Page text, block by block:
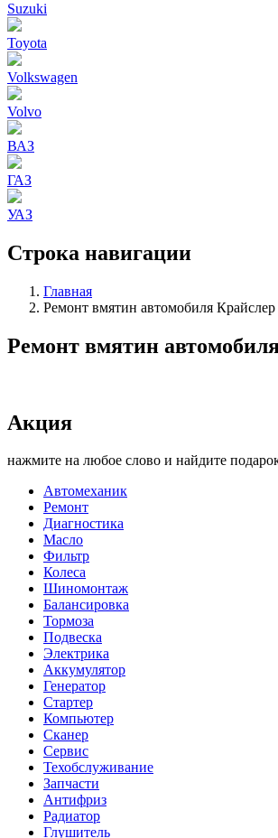
Suzuki
Toyota
Volkswagen
Volvo
ВАЗ
ГАЗ
УАЗ
Строка навигации
Главная
Ремонт вмятин автомобиля
Ремонт вмятин
Акция
нажмите на любое слово и найдите
Автомеханик
Ремонт
Диагностика
Масло
Фильтр
Колеса
Шиномонтаж
Балансировка
Тормоза
Подвеска
Электрика
Аккумулятор
Генератор
Стартер
Компьютер
Сканер
Сервис
Техобслуживание
Запчасти
Антифриз
Радиатор
Глушитель